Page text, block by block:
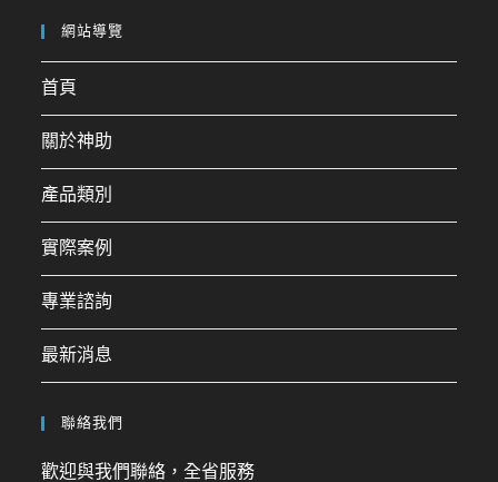
網站導覽
首頁
關於神助
產品類別
實際案例
專業諮詢
最新消息
聯絡我們
歡迎與我們聯絡，全省服務